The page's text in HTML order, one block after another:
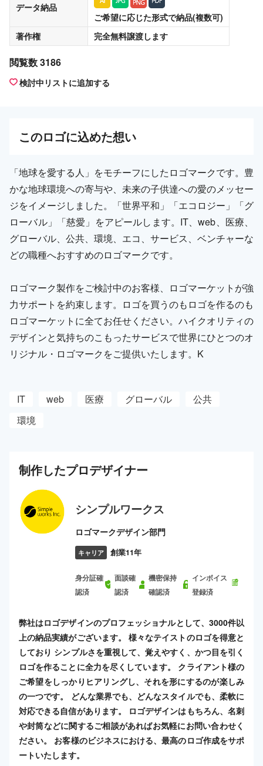
データ納品
ご希望に応じた形式で納品(複数可)
著作権
完全無料譲渡します
閲覧数 3186
検討中リストに追加する
このロゴに込めた想い
「地球を愛する人」をモチーフにしたロゴマークです。豊
かな地球環境への寄与や、未来の子供達への愛のメッセー
ジをイメージしました。「世界平和」「エコロジー」「グ
ローバル」「慈愛」をアピールします。IT、web、医療、
グローバル、公共、環境、エコ、サービス、ベンチャーな
どの職種へおすすめのロゴマークです。
ロゴマーク製作をご検討中のお客様、ロゴマーケットが強
力サポートを約束します。ロゴを買うのもロゴを作るのも
ロゴマーケットに全てお任せください。ハイクオリティの
デザインと気持ちのこもったサービスで世界にひとつのオ
リジナル・ロゴマークをご提供いたします。K
IT web 医療 グローバル
公共
環境
制作したプロデザイナー
シンプルワークス
ロゴマークデザイン部門
キャリア 創業11年
身分証確
認済
面談確
認済
機密保持
確認済
インボイス
登録済
弊社はロゴデザインのプロフェッショナルとして、3000件以
上の納品実績がございます。 様々なテイストのロゴを得意と
しており シンプルさを重視して、覚えやすく、かつ目を引く
ロゴを作ることに全力を尽くしています。 クライアント様の
ご希望をしっかりヒアリングし、それを形にするのが楽しみ
の一つです。 どんな業界でも、どんなスタイルでも、柔軟に
対応できる自信があります。 ロゴデザインはもちろん、名刺
や封筒などに関するご相談があればお気軽にお問い合わせく
ださい。 お客様のビジネスにおける、最高のロゴ作成をサポ
ートいたします。